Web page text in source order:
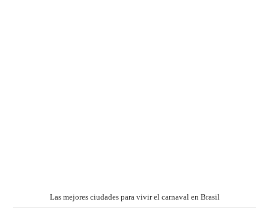
Las mejores ciudades para vivir el carnaval en Brasil